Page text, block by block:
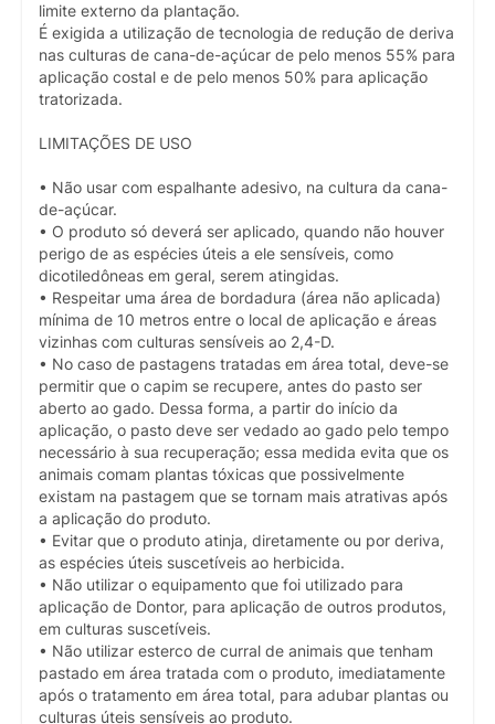
limite externo da plantação.
É exigida a utilização de tecnologia de redução de deriva
nas culturas de cana-de-açúcar de pelo menos 55% para
aplicação costal e de pelo menos 50% para aplicação
tratorizada.
LIMITAÇÕES DE USO
• Não usar com espalhante adesivo, na cultura da cana-
de-açúcar.
• O produto só deverá ser aplicado, quando não houver
perigo de as espécies úteis a ele sensíveis, como
dicotiledôneas em geral, serem atingidas.
• Respeitar uma área de bordadura (área não aplicada)
mínima de 10 metros entre o local de aplicação e áreas
vizinhas com culturas sensíveis ao 2,4-D.
• No caso de pastagens tratadas em área total, deve-se
permitir que o capim se recupere, antes do pasto ser
aberto ao gado. Dessa forma, a partir do início da
aplicação, o pasto deve ser vedado ao gado pelo tempo
necessário à sua recuperação; essa medida evita que os
animais comam plantas tóxicas que possivelmente
existam na pastagem que se tornam mais atrativas após
a aplicação do produto.
• Evitar que o produto atinja, diretamente ou por deriva,
as espécies úteis suscetíveis ao herbicida.
• Não utilizar o equipamento que foi utilizado para
aplicação de Dontor, para aplicação de outros produtos,
em culturas suscetíveis.
• Não utilizar esterco de curral de animais que tenham
pastado em área tratada com o produto, imediatamente
após o tratamento em área total, para adubar plantas ou
culturas úteis sensíveis ao produto.